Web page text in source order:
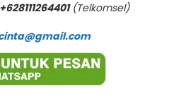
+628111264401(Telkomsel)